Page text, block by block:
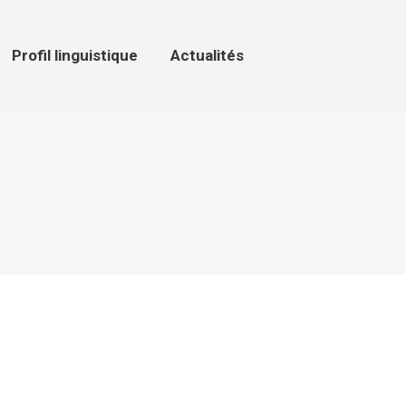
Profil linguistique Actualités